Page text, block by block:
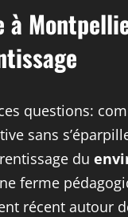
à
questions:
sans
du
ferme
récent autour